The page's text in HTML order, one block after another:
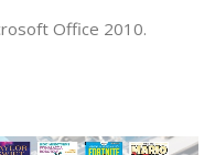
Office 2010.